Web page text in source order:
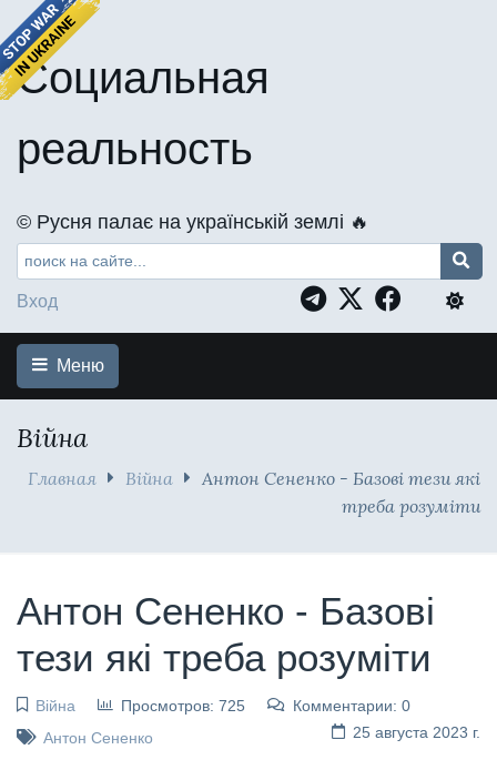
Социальная
реальность
©️ Русня палає на українській землі 🔥
Вход
Меню
Війна
Главная Війна
Антон Сененко - Базові тези які
треба розуміти
Антон Сененко - Базові
тези які треба розуміти
Війна Просмотров: 725
Комментарии: 0
25 августа 2023 г.
Антон Сененко